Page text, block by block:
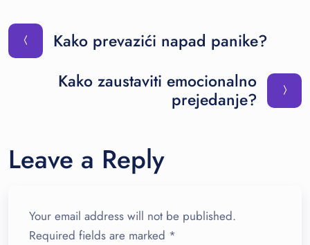
Kako prevazići napad panike?
Kako zaustaviti emocionalno
prejedanje?
Leave a Reply
Your email address will not be published.
Required fields are marked *